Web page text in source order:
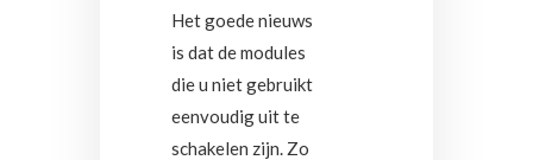
Het goede nieuws
is dat de modules
die u niet gebruikt
eenvoudig uit te
schakelen zijn. Zo